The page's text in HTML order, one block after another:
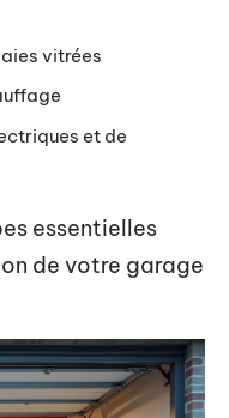
vitrées
et de
essentielles
de votre garage